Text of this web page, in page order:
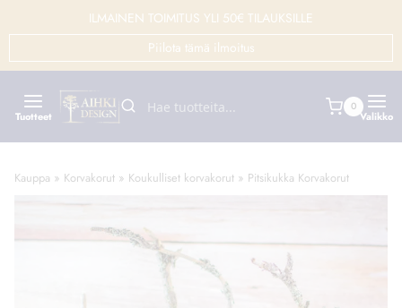
sisältöön
ILMAINEN TOIMITUS YLI 50€ TILAUKSILLE
Piilota tämä ilmoitus
Tuotteet
0
Valikko
Kauppa » Korvakorut » Koukulliset korvakorut » Pitsikukka Korvakorut